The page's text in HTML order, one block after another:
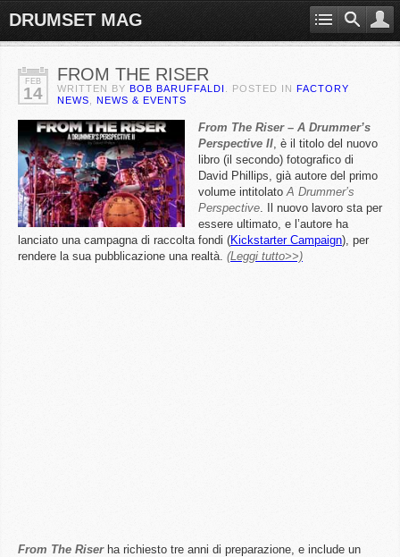
DRUMSET MAG
FEB
14
FROM THE RISER
WRITTEN BY BOB BARUFFALDI . POSTED IN FACTORY
NEWS
NEWS & EVENTS
From The Riser – A Drummer’s
Perspective II, è il titolo del nuovo
libro (il secondo) fotografico di
David Phillips, già autore del primo
volume intitolatoA Drummer’s
Perspective. Il nuovo lavoro sta per
essere ultimato, e l’autore ha
lanciato una campagna di raccolta fondi (Kickstarter Campaign), per
rendere la sua pubblicazione una realtà. (Leggi tutto>>)
From The Riserha richiesto tre anni di preparazione, e include un